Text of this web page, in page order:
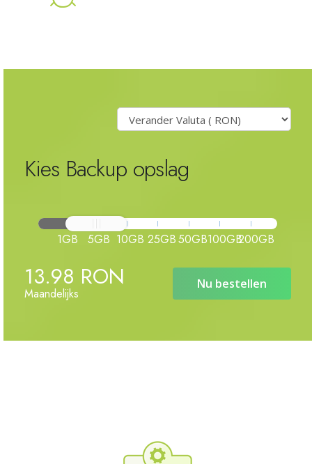
Kies Backup opslag
1GB 5GB 10GB 25GB50GB100GB200GB
13.98 RON
Maandelijks
Nu bestellen